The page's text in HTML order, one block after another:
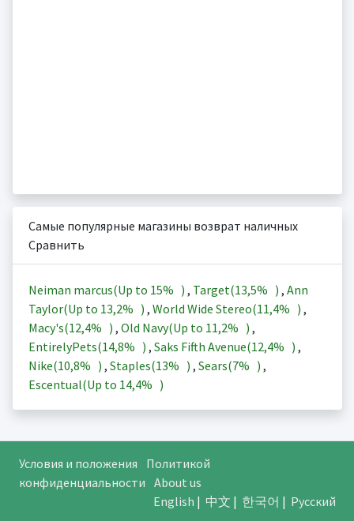
Самые популярные магазины возврат наличных
Сравнить
Neiman marcus(Up to 15% ) , Target(13,5% ) , Ann
Taylor(Up to 13,2% ) , World Wide Stereo(11,4% ) ,
Macy's(12,4% ) , Old Navy(Up to 11,2% ) ,
EntirelyPets(14,8% ) , Saks Fifth Avenue(12,4% ) ,
Nike(10,8% ) , Staples(13% ) , Sears(7% ) ,
Escentual(Up to 14,4% )
Условия и положения
Политикой
конфиденциальности About us
English | 中文 | 한국어 | Русский